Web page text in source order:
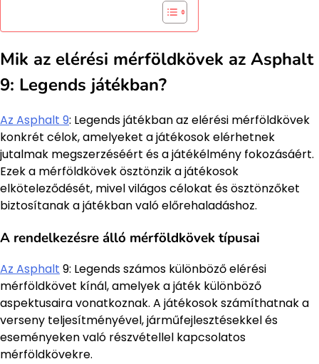
Mik az elérési mérföldkövek az Asphalt
9: Legends játékban?
Az Asphalt 9: Legends játékban az elérési mérföldkövek
konkrét célok, amelyeket a játékosok elérhetnek
jutalmak megszerzéséért és a játékélmény fokozásáért.
Ezek a mérföldkövek ösztönzik a játékosok
elköteleződését, mivel világos célokat és ösztönzőket
biztosítanak a játékban való előrehaladáshoz.
A rendelkezésre álló mérföldkövek típusai
Az Asphalt 9: Legends számos különböző elérési
mérföldkövet kínál, amelyek a játék különböző
aspektusaira vonatkoznak. A játékosok számíthatnak a
verseny teljesítményével, járműfejlesztésekkel és
eseményeken való részvétellel kapcsolatos
mérföldkövekre.